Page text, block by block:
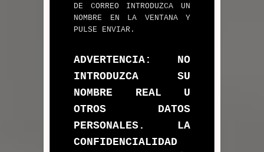
DE CORREO INTRODUZCA UN
NOMBRE EN LA VENTANA Y
PULSE ENVIAR.
ADVERTENCIA: NO
INTRODUZCA SU
NOMBRE REAL U
OTROS DATOS
PERSONALES. LA
CONFIDENCIALIDAD